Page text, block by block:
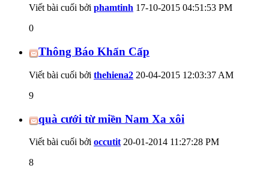
Viết bài cuối bởi phamtinh 17-10-2015 04:51:53 PM
0
Thông Báo Khẩn Cấp
Viết bài cuối bởi thehiena2 20-04-2015 12:03:37 AM
9
quà cưới từ miền Nam Xa xôi
Viết bài cuối bởi occutit 20-01-2014 11:27:28 PM
8